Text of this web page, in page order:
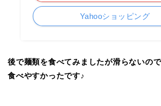
Yahooショッピング
後で麺類を食べてみましたが滑らないの
食べやすかったです♪